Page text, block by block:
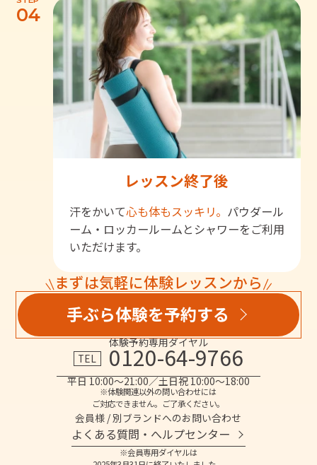
04
レッスン終了後
汗をかいて心も体もスッキリ。 パウダール
ーム・ロッカールームとシャワーをご利用
いただけます。
まずは気軽に体験レッスンから
手ぶら体験を予約する
体験予約専用ダイヤル
TEL
0120-64-9766
平日 10:00～21:00／土日祝 10:00～18:00
※体験関連以外の問い合わせには
ご対応できません。ご了承ください。
会員様 / 別ブランドへのお問い合わせ
よくある質問・へルプセンター
※会員専用ダイヤルは